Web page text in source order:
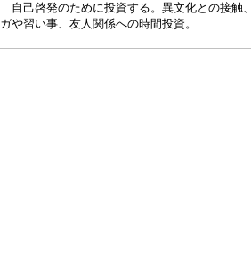
自己啓発のために投資する。異文化との接触
ガや習い事、友人関係への時間投資。